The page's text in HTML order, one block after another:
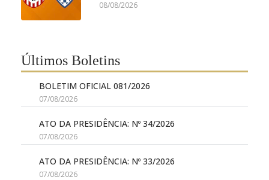
08/08/2026
Últimos Boletins
BOLETIM OFICIAL 081/2026
07/08/2026
ATO DA PRESIDÊNCIA: Nº 34/2026
07/08/2026
ATO DA PRESIDÊNCIA: Nº 33/2026
07/08/2026